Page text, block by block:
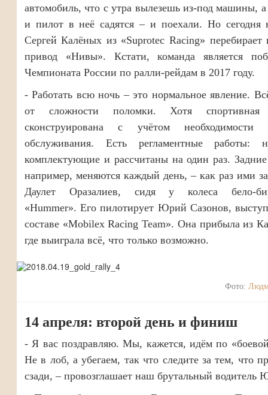
автомобиль, что с утра вылезешь из-под машины,
и пилот в неё садятся – и поехали. Но сегодня
Сергей Калёных из «Suprotec Racing» перебирает
привод «Нивы». Кстати, команда является
Чемпионата России по ралли-рейдам в 2017 году.
- Работать всю ночь – это нормальное явление.
от сложности поломки. Хотя
сконструирована с учётом необходимости
обслуживания. Есть регламентные работы:
комплектующие и рассчитаны на один раз.
например, меняются каждый день, – как раз ими
Даулет Оразалиев, сидя у колеса бело-
«Hummer». Его пилотирует Юрий Сазонов,
составе «Mobilex Racing Team». Она прибыла из
где выиграла всё, что только возможно.
Фото:
14 апреля: второй день и финиш
- Я вас поздравляю. Мы, кажется, идём по
Не в лоб, а убегаем, так что следите за тем, что
сзади, – провозглашает наш брутальный водитель